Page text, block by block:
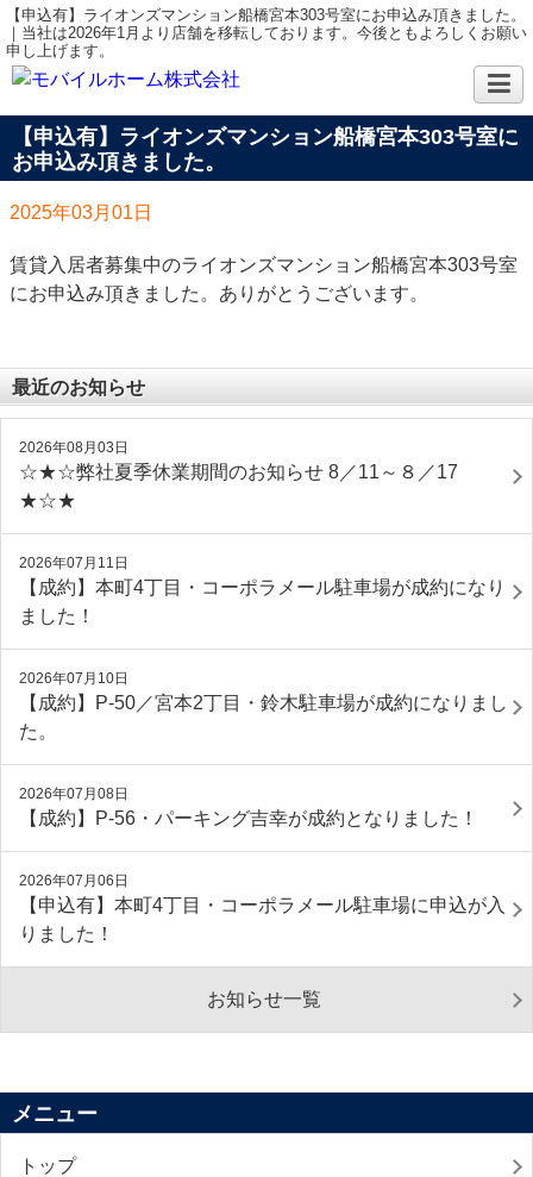
【申込有】ライオンズマンション船橋宮本303号室にお申込み頂きました。
｜当社は2026年1月より店舗を移転しております。今後ともよろしくお願い
申し上げます。
【申込有】ライオンズマンション船橋宮本303号室に
お申込み頂きました。
2025年03月01日
賃貸入居者募集中のライオンズマンション船橋宮本303号室
にお申込み頂きました。ありがとうございます。
最近のお知らせ
2026年08月03日
☆★☆弊社夏季休業期間のお知らせ 8／11～８／17
★☆★
2026年07月11日
【成約】本町4丁目・コーポラメール駐車場が成約になり
ました！
2026年07月10日
【成約】P‐50／宮本2丁目・鈴木駐車場が成約になりまし
た。
2026年07月08日
【成約】P-56・パーキング吉幸が成約となりました！
2026年07月06日
【申込有】本町4丁目・コーポラメール駐車場に申込が入
りました！
お知らせ一覧
メニュー
トップ